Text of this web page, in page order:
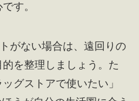
す。
がない場合は、遠回りの
を整理しましょう。た
グストアで使いたい」